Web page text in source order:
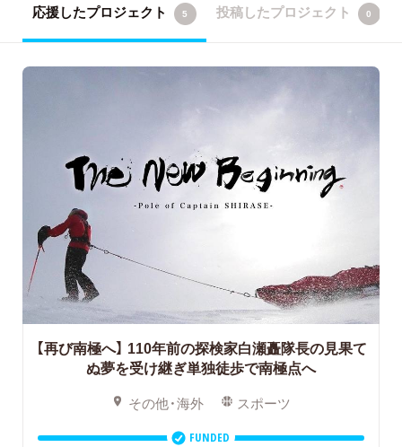
応援したプロジェクト 5 投稿したプロジェクト 0
【再び南極へ】 110年前の探検家白瀬矗隊長の見果て
ぬ夢を受け継ぎ単独徒歩で南極点へ
その他・海外 スポーツ
FUNDED